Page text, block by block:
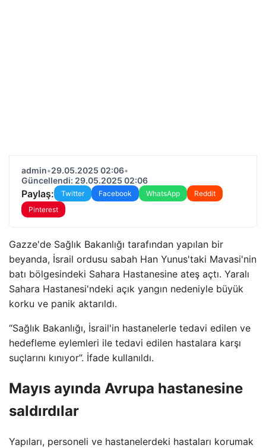
admin•29.05.2025 02:06•
Güncellendi: 29.05.2025 02:06
Paylaş: Twitter Facebook WhatsApp
Reddit
Pinterest
Gazze'de Sağlık Bakanlığı tarafından yapılan bir
beyanda, İsrail ordusu sabah Han Yunus'taki Mavasi'nin
batı bölgesindeki Sahara Hastanesine ateş açtı. Yaralı
Sahara Hastanesi'ndeki açık yangın nedeniyle büyük
korku ve panik aktarıldı.
“Sağlık Bakanlığı, İsrail'in hastanelerle tedavi edilen ve
hedefleme eylemleri ile tedavi edilen hastalara karşı
suçlarını kınıyor”. İfade kullanıldı.
Mayıs ayında Avrupa hastanesine
saldırdılar
Yapıları, personeli ve hastanelerdeki hastaları korumak